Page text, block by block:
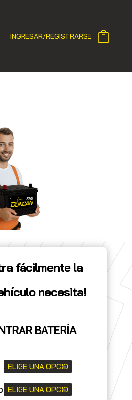
INGRESAR/REGISTRARSE
fácilmente la
necesita!
BATERÍA